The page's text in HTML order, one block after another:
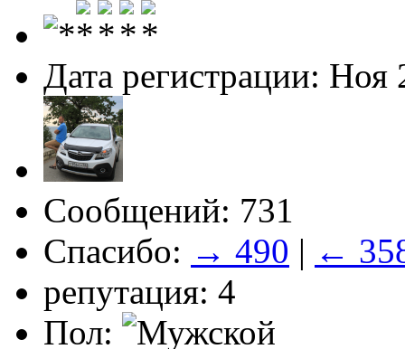
Дата регистрации: Ноя
Сообщений: 731
Спасибо: → 490 | ←
репутация: 4
Пол: